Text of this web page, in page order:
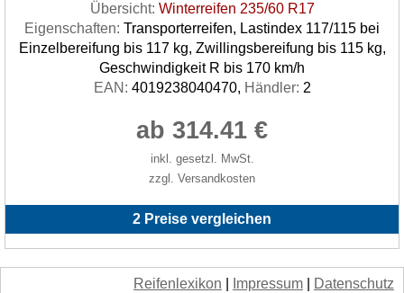
Übersicht: Winterreifen 235/60 R17
Eigenschaften: Transporterreifen, Lastindex 117/115 bei
Einzelbereifung bis 117 kg, Zwillingsbereifung bis 115 kg,
Geschwindigkeit R bis 170 km/h
EAN: 4019238040470, Händler: 2
ab 314.41 €
inkl. gesetzl. MwSt.
zzgl. Versandkosten
2 Preise vergleichen
Reifenlexikon Impressum Datenschutz